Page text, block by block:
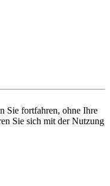
Sie fortfahren, ohne Ihre
Sie sich mit der Nutzung